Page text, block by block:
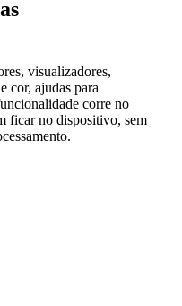
visualizadores,
cor, ajudas para
corre no
ficar no dispositivo, sem